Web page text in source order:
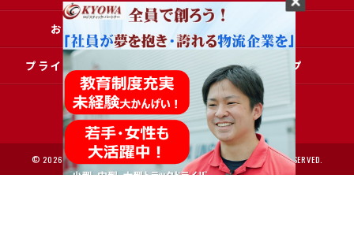
お問い合わせ
プライバシーポリシー サイトマップ
© 2026 大阪で運送の求人なら協和運送株式会社 ALL RIGHTS RESERVED.